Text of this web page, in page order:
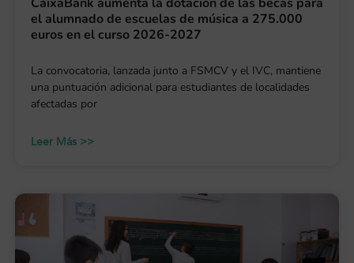
CaixaBank aumenta la dotación de las becas para
el alumnado de escuelas de música a 275.000
euros en el curso 2026-2027
La convocatoria, lanzada junto a FSMCV y el IVC, mantiene
una puntuación adicional para estudiantes de localidades
afectadas por
Leer Más >>